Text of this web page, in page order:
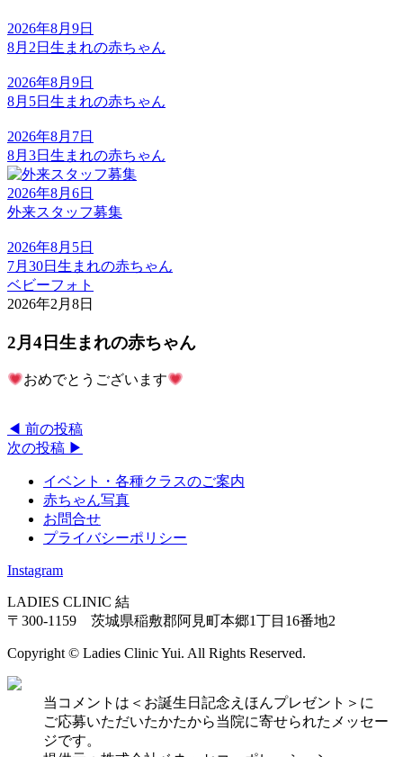
2026年8月9日
8月2日生まれの赤ちゃん
2026年8月9日
8月5日生まれの赤ちゃん
2026年8月7日
8月3日生まれの赤ちゃん
2026年8月6日
外来スタッフ募集
2026年8月5日
7月30日生まれの赤ちゃん
ベビーフォト
2026年2月8日
2月4日生まれの赤ちゃん
おめでとうございます
◀︎ 前の投稿
次の投稿 ▶︎
イベント・各種クラスのご案内
赤ちゃん写真
お問合せ
プライバシーポリシー
Instagram
LADIES CLINIC 結
〒300-1159 茨城県稲敷郡阿見町本郷1丁目16番地2
Copyright © Ladies Clinic Yui. All Rights Reserved.
当コメントは＜お誕生日記念えほんプレゼント＞に
ご応募いただいたかたから当院に寄せられたメッセー
ジです。